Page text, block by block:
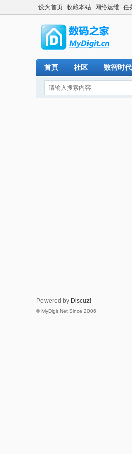
设为首页 收藏本站 网络运维 任
首頁 社区 数智时代
Powered by Discuz!
© MyDigit.Net Since 2006